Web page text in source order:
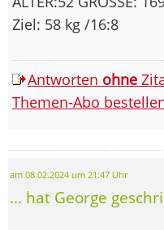
Ziel: 58 kg /16:8
Antworten ohne
Themen-Abo
am 08.02.2024 um 21:47 Uhr
... hat George